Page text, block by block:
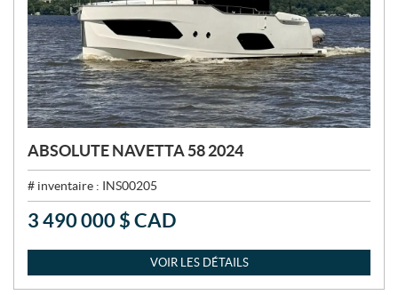
ABSOLUTE NAVETTA 58 2024
# inventaire : INS00205
P
X
3 490 000 $ CAD
VOIR LES DÉTAILS